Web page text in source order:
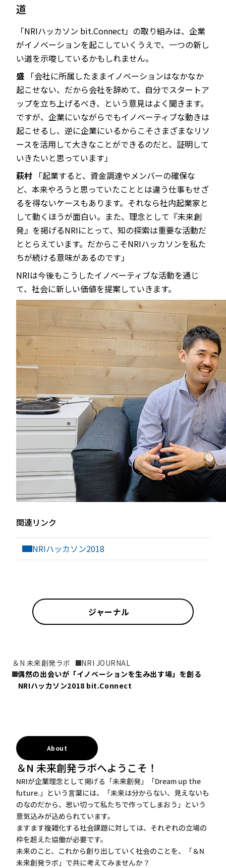
道
「NRIハッカソン bit.Connect」の取り組みは、企業
がイノベーションを起こしていくうえで、一つの新し
い道を示唆しているかもしれません。
盛 「会社に所属したままイノベーションはなかなか
起こせない、だから会社を辞めて、自分でスタートア
ップを立ち上げるべき、という意見はよく聞きます。
ですが、企業にいながらでもイノベーティブな動きは
起こせるし、逆に企業にいるからこそさまざまなリソ
ースを活用して大きなことができるのだと、証明して
いきたいと思っています」
萩村 「起業すると、資金調達やメンバーの確保な
ど、本来やろうと思っていたこととは違う仕事もせざ
るを得ないケースもあります。それなら社内起業家と
して動くほうが面白い。また、理念として『未来創
発』を掲げるNRIにとって、知の探索は重要な活動だ
ととらえています。だからこそNRIハッカソンを私た
ちが続ける意味があるのです」
NRIは今後もこうしたイノベーティブな活動を通じ
て、社会に新しい価値を提案していきます。
関連リンク
NRIハッカソン2018
ジャーナル
＆N 未来創発ラボ
NRI JOURNAL
偶然の出会いが「イノベーションを生み出す場」を創る
――NRIハッカソン2018 bit.Connect
About
＆N 未来創発ラボへようこそ！
NRIが企業理念として掲げる「未来創発」「Dream up the
future.」という言葉には、「未来は分からない、見えないも
のなのだから、思い切って私たちで作ってしまおう」という
意気込みが込められています。
ますます複雑化する社会課題に対しては、それぞれの立場の
枠を超えた協働が必要です。
未来のこと、これから創り出していく社会のことを、「＆N
未来創発ラボ」で共に考えてみませんか？